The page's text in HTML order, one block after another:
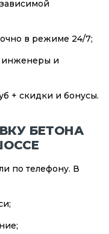
в режиме 24/7;
инженеры и
+ скидки и бонусы.
БЕТОНА
по телефону. В